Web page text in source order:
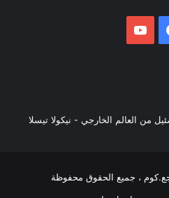
فيسبوك
من العالم الخارجي - نيكولا تيسلا